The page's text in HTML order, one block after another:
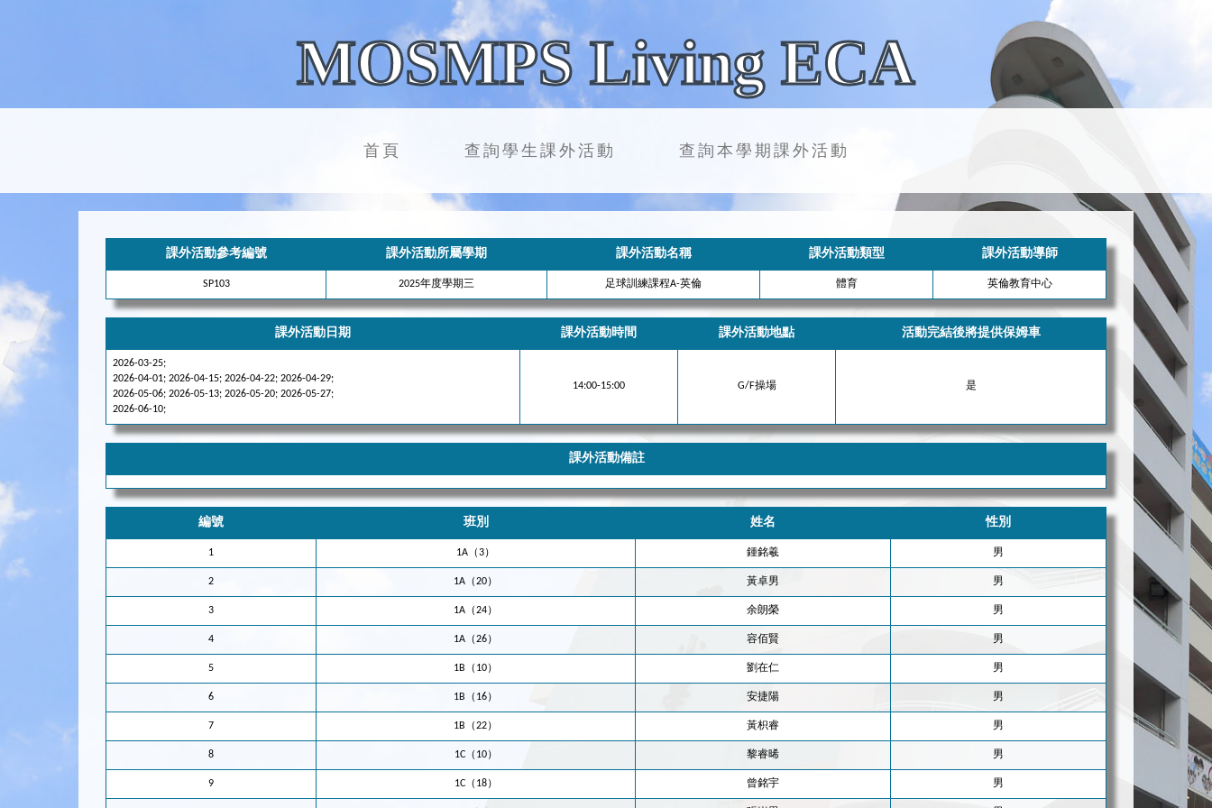
MOSMPS Living ECA
首頁 查詢學生課外活動 查詢本學期課外活動
課外活動參考編號 課外活動所屬學期 課外活動名稱 課外活動類型 課外活動導師
SP103 2025年度學期三 足球訓練課程A-英倫 體育 英倫教育中心
課外活動日期 課外活動時間 課外活動地點 活動完結後將提供保姆車
2026-03-25;
2026-04-01; 2026-04-15; 2026-04-22; 2026-04-29;
2026-05-06; 2026-05-13; 2026-05-20; 2026-05-27;
2026-06-10;
14:00-15:00 G/F操場 是
課外活動備註
編號 班別 姓名 性別
1 1A（3） 鍾銘羲 男
2 1A（20） 黃卓男 男
3 1A（24） 余朗榮 男
4 1A（26） 容佰賢 男
5 1B（10） 劉在仁 男
6 1B（16） 安捷陽 男
7 1B（22） 黃枳睿 男
8 1C（10） 黎睿晞 男
9 1C（18） 曾銘宇 男